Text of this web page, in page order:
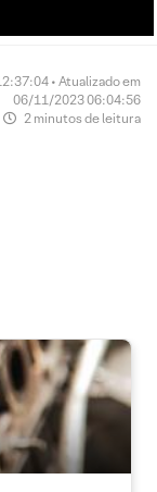
• Atualizado em
06/11/2023 06:04:56
2 minutos de leitura